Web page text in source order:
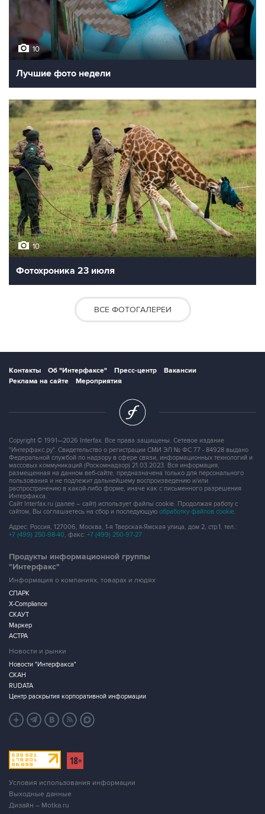
10
Лучшие фото недели
10
Фотохроника 23 июля
ВСЕ ФОТОГАЛЕРЕИ
Контакты Об "Интерфаксе" Пресс-центр
Вакансии
Реклама на сайте
Мероприятия
Copyright © 1991—2026 Interfax. Все права защищены. Сетевое издание
"Интерфакс.ру". Свидетельство о регистрации СМИ ЭЛ № ФС 77 - 84928 выдано
Федеральной службой по надзору в сфере связи, информационных технологий и
массовых коммуникаций (Роскомнадзор) 21.03.2023. Вся информация,
размещенная на данном веб-сайте, предназначена только для персонального
пользования и не подлежит дальнейшему воспроизведению и/или
распространению в какой-либо форме, иначе как с письменного разрешения
Интерфакса.
Сайт Interfax.ru (далее – сайт) использует файлы cookie. Продолжая работу с
сайтом, Вы соглашаетесь на сбор и последующую обработку файлов cookie.
Адрес: Россия, 127006, Москва, 1-я Тверская-Ямская улица, дом 2, стр.1, тел.:
+7 (499) 250-98-40, факс: +7 (499) 250-97-27
Продукты информационной группы
"Интерфакс"
Информация о компаниях, товарах и людях
СПАРК
X-Compliance
СКАУТ
Маркер
АСТРА
Новости и рынки
Новости "Интерфакса"
СКАН
RUDATA
Центр раскрытия корпоративной информации
Условия использования информации
Выходные данные
Дизайн – Motka.ru